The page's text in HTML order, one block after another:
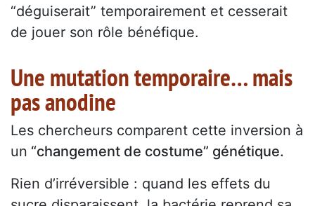
“déguiserait” temporairement et cesserait
de jouer son rôle bénéfique.
Une mutation temporaire… mais
pas anodine
Les chercheurs comparent cette inversion à
un “changement de costume” génétique.
Rien d’irréversible : quand les effets du